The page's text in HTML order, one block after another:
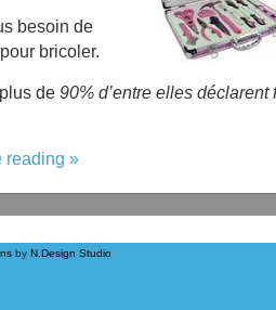
besoin de
bricoler.
de 90% d’entre elles
reading »
by N.Design Studio